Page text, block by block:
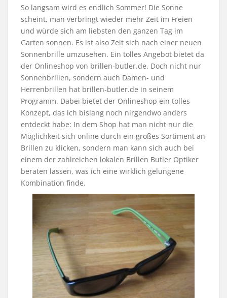
So langsam wird es endlich Sommer! Die Sonne
scheint, man verbringt wieder mehr Zeit im Freien
und würde sich am liebsten den ganzen Tag im
Garten sonnen. Es ist also Zeit sich nach einer neuen
Sonnenbrille umzusehen. Ein tolles Angebot bietet da
der Onlineshop von brillen-butler.de. Doch nicht nur
Sonnenbrillen, sondern auch Damen- und
Herrenbrillen hat brillen-butler.de in seinem
Programm. Dabei bietet der Onlineshop ein tolles
Konzept, das ich bislang noch nirgendwo anders
entdeckt habe: In dem Shop hat man nicht nur die
Möglichkeit sich online durch ein großes Sortiment an
Brillen zu klicken, sondern man kann sich auch bei
einem der zahlreichen lokalen Brillen Butler Optiker
beraten lassen, was ich eine wirklich gelungene
Kombination finde.